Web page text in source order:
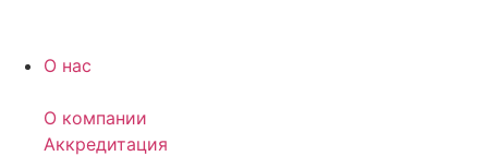
О нас
О компании
Аккредитация